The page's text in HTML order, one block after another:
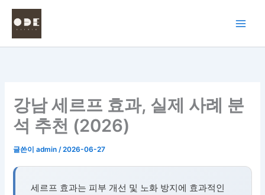
로
강남 세르프 효과, 실제 사례 분
석 추천 (2026)
글쓴이admin/2026-06-27
세르프 효과는 피부 개선 및 노화 방지에 효과적인